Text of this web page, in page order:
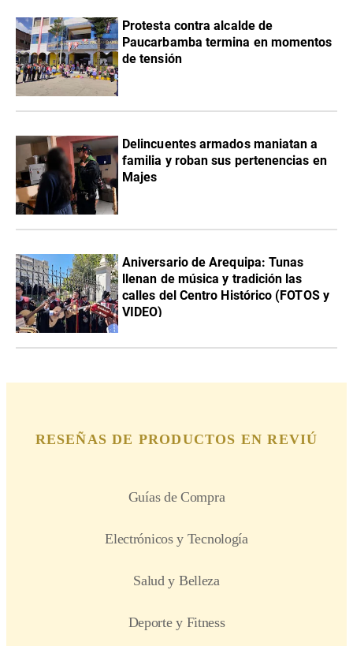
Protesta contra alcalde de
Paucarbamba termina en momentos
de tensión
Delincuentes armados maniatan a
familia y roban sus pertenencias en
Majes
Aniversario de Arequipa: Tunas
llenan de música y tradición las
calles del Centro Histórico (FOTOS y
VIDEO)